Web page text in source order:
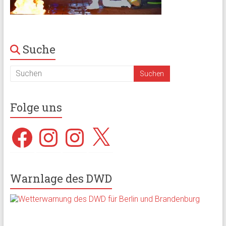
Suche
Folge uns
FacebookInstagramInstagram
X
Warnlage des DWD